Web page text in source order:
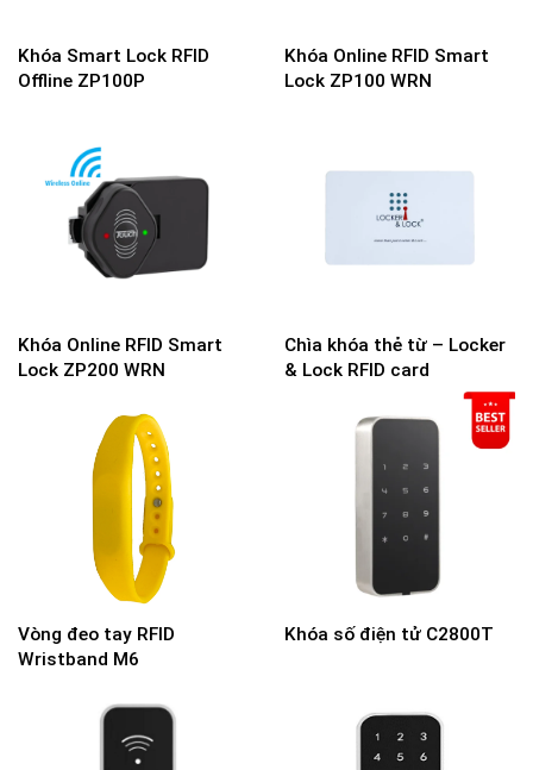
Khóa Smart Lock RFID
Offline ZP100P
Khóa Online RFID Smart
Lock ZP100 WRN
Khóa Online RFID Smart
Lock ZP200 WRN
Chìa khóa thẻ từ – Locker
& Lock RFID card
Vòng đeo tay RFID
Wristband M6
Khóa số điện tử C2800T